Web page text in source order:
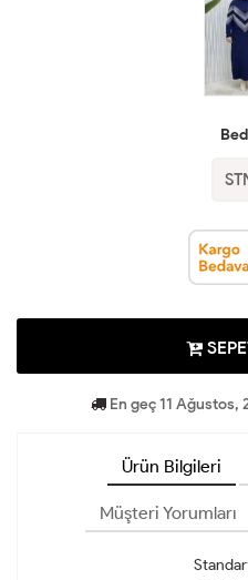
En geç 11 Ağustos,
Ürün Bilgileri
Müşteri Yorumları